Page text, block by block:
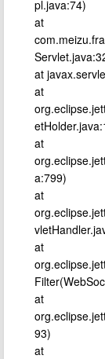
pl.java:74)
at
at
at
at
a:799)
at
at
at
93)
at